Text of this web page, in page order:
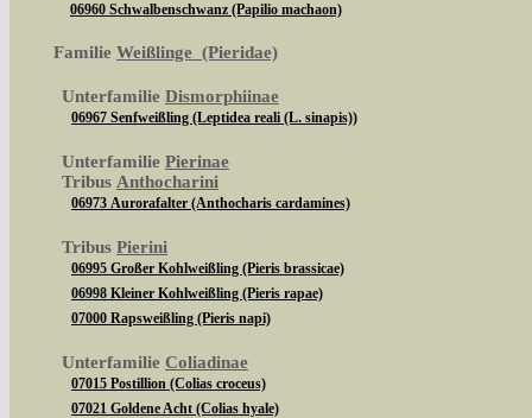
06960 Schwalbenschwanz (Papilio machaon)
Familie Weißlinge (Pieridae)
Unterfamilie Dismorphiinae
06967 Senfweißling (Leptidea reali (L. sinapis))
Unterfamilie Pierinae
Tribus Anthocharini
06973 Aurorafalter (Anthocharis cardamines)
Tribus Pierini
06995 Großer Kohlweißling (Pieris brassicae)
06998 Kleiner Kohlweißling (Pieris rapae)
07000 Rapsweißling (Pieris napi)
Unterfamilie Coliadinae
07015 Postillion (Colias croceus)
07021 Goldene Acht (Colias hyale)